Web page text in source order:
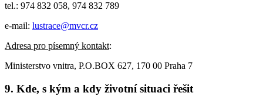
tel.: 974 832 058, 974 832 789
e-mail: lustrace@mvcr.cz
Adresa pro písemný kontakt:
Ministerstvo vnitra, P.O.BOX 627, 170 00 Praha 7
9. Kde, s kým a kdy životní situaci řešit